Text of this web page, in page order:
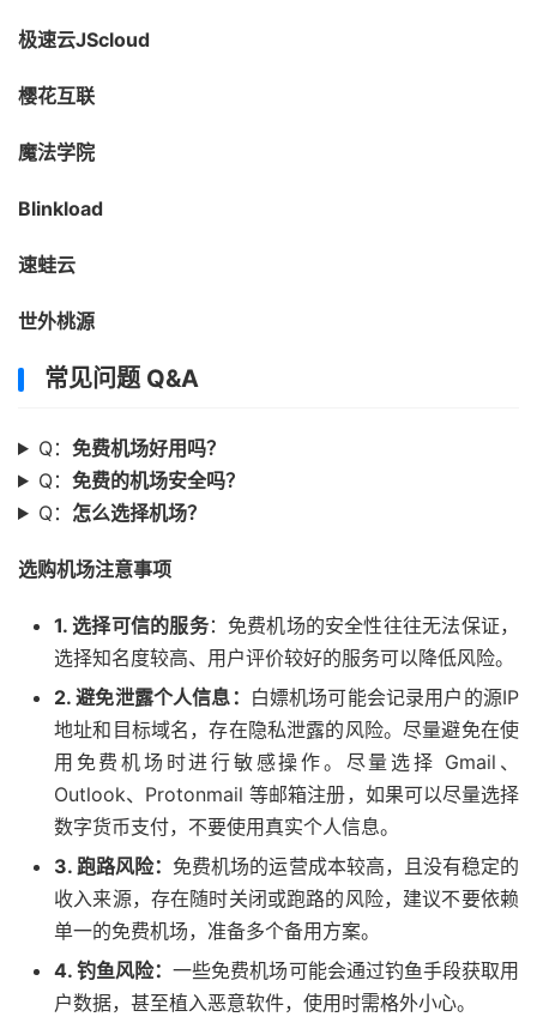
极速云JScloud
樱花互联
魔法学院
Blinkload
速蛙云
世外桃源
常见问题 Q&A
Q： 免费机场好用吗？
Q： 免费的机场安全吗？
Q： 怎么选择机场？
选购机场注意事项
1. 选择可信的服务：免费机场的安全性往往无法保证，
选择知名度较高、用户评价较好的服务可以降低风险。
2. 避免泄露个人信息： 白嫖机场可能会记录用户的源IP
地址和目标域名，存在隐私泄露的风险。尽量避免在使
用免费机场时进行敏感操作。尽量选择 Gmail、
Outlook、Protonmail 等邮箱注册，如果可以尽量选择
数字货币支付，不要使用真实个人信息。
3. 跑路风险： 免费机场的运营成本较高，且没有稳定的
收入来源，存在随时关闭或跑路的风险，建议不要依赖
单一的免费机场，准备多个备用方案。
4. 钓鱼风险：一些免费机场可能会通过钓鱼手段获取用
户数据，甚至植入恶意软件，使用时需格外小心。